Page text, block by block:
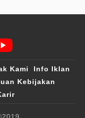
Kami
Info Iklan
Kebijakan